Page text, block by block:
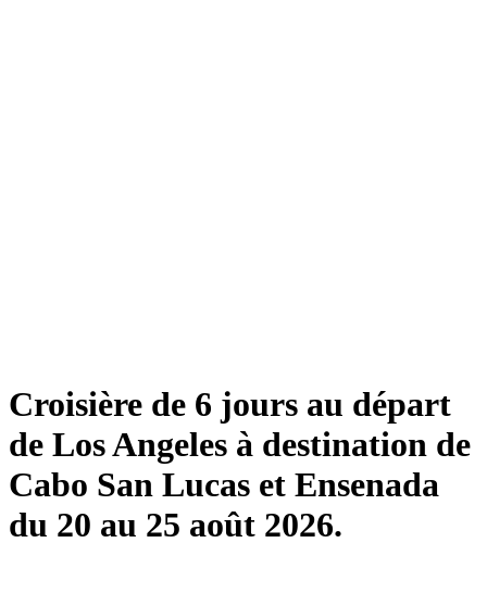
Croisière de 6 jours au départ
de Los Angeles à destination de
Cabo San Lucas et Ensenada
du 20 au 25 août 2026.